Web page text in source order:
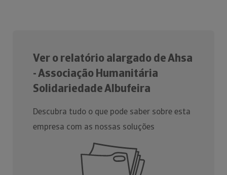
Ver o relatório alargado de Ahsa
- Associação Humanitária
Solidariedade Albufeira
Descubra tudo o que pode saber sobre esta
empresa com as nossas soluções